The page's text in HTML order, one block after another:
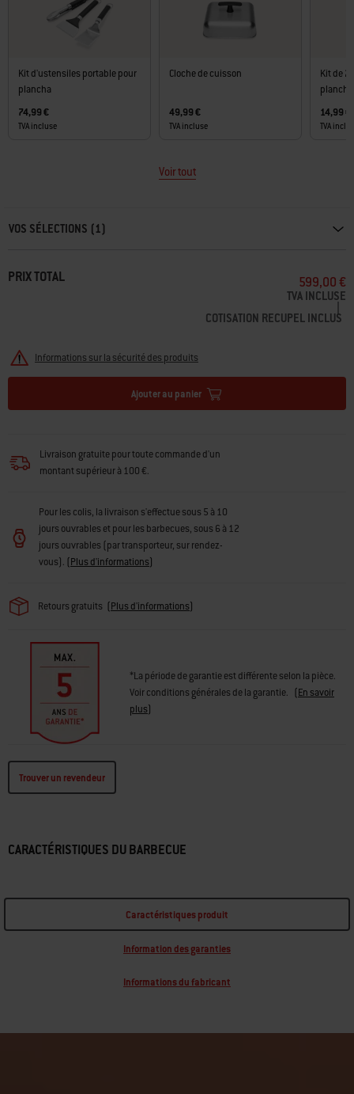
Kit d'ustensiles portable pour
plancha
74,99 €
TVA incluse
Cloche de cuisson
49,99 €
TVA incluse
Kit de 2
plancha
14,99 €
TVA
Voir tout
VOS SÉLECTIONS (1)
PRIX TOTAL 599,00 €
TVA INCLUSE
COTISATION RECUPEL INCLUS
Informations sur la sécurité des produits
Ajouter au panier
Livraison gratuite pour toute commande d'un
montant supérieur à 100 €.
Pour les colis, la livraison s'effectue sous 5 à 10
jours ouvrables et pour les barbecues, sous 6 à 12
jours ouvrables (par transporteur, sur rendez-
vous). (Plus d'informations)
Retours gratuits (Plus d'informations)
*La période de garantie est différente selon la pièce.
Voir conditions générales de la garantie. (En savoir
plus)
Trouver un revendeur
CARACTÉRISTIQUES DU BARBECUE
Caractéristiques produit
Information des garanties
Informations du fabricant